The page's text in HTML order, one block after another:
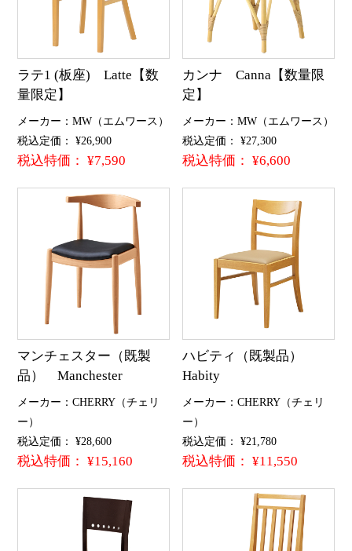
ラテ1 (板座) Latte【数
量限定】
メーカー：MW（エムワース）
税込定価： ¥26,900
税込特価： ¥7,590
カンナ Canna【数量限
定】
メーカー：MW（エムワース）
税込定価： ¥27,300
税込特価： ¥6,600
マンチェスター（既製
品） Manchester
メーカー：CHERRY（チェリ
ー）
税込定価： ¥28,600
税込特価： ¥15,160
ハビティ（既製品）
Habity
メーカー：CHERRY（チェリ
ー）
税込定価： ¥21,780
税込特価： ¥11,550